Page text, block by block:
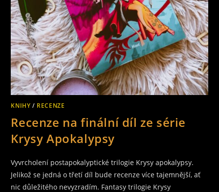
KNIHY / RECENZE
Recenze na finální díl ze série
Krysy Apokalypsy
Vyvrcholení postapokalyptické trilogie Krysy apokalypsy.
Jelikož se jedná o třetí díl bude recenze více tajemnější, ať
nic důležitého nevyzradím. Fantasy trilogie Krysy